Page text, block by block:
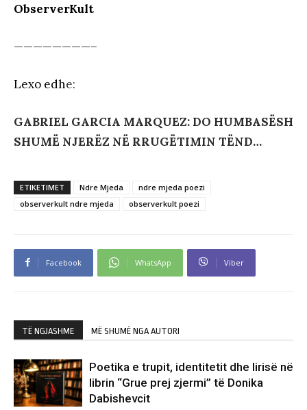
ObserverKult
————————–
Lexo edhe:
GABRIEL GARCIA MARQUEZ: DO HUMBASËSH
SHUMË NJERËZ NË RRUGËTIMIN TËND…
ETIKETIMET Ndre Mjeda
ndre mjeda poezi
observerkult ndre mjeda
observerkult poezi
Facebook WhatsApp Viber
TË NGJASHME MË SHUMË NGA AUTORI
Poetika e trupit, identitetit dhe lirisë në
librin “Grue prej zjermi” të Donika
Dabishevcit